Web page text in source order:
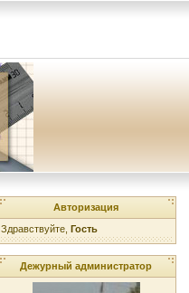
Авторизация
Здравствуйте, Гость
Дежурный администратор